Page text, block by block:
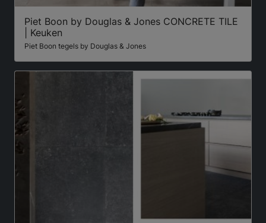
Piet Boon by Douglas & Jones CONCRETE TILE
| Keuken
Piet Boon tegels by Douglas & Jones